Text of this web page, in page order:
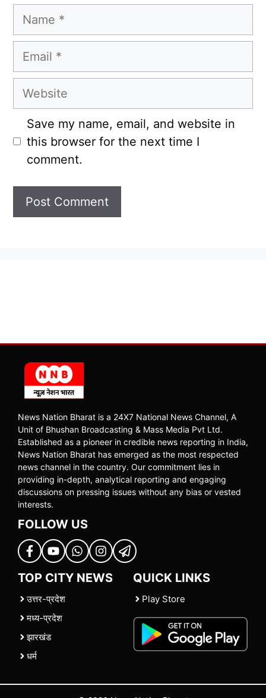
Name
Email
Website
Save my name, email, and website in
this browser for the next time I
comment.
News Nation Bharat is a 24X7 National News Channel, A
Unit of Bhushan Broadcasting & Mass Media Pvt Ltd.
Established as a pioneer in credible news reporting in India,
News Nation Bharat has emerged as the most respected
news channel in the country. Our commitment lies in
providing in-depth, analytical reporting and engaging
discussions on pressing issues without any bias or vested
interests.
FOLLOW US
TOP CITY NEWS
उत्तर-प्रदेश
मध्य-प्रदेश
झारखंड
धर्म
QUICK LINKS
Play Store